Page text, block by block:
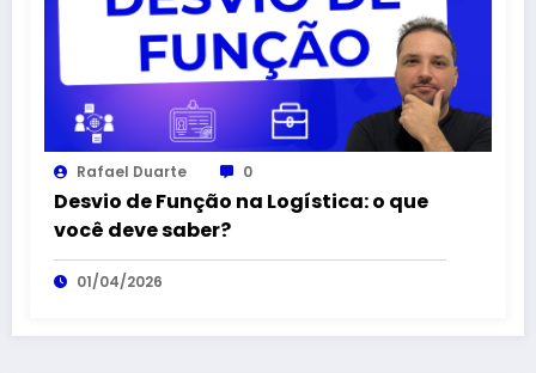
Rafael Duarte 0
Desvio de Função na Logística: o que
você deve saber?
01/04/2026